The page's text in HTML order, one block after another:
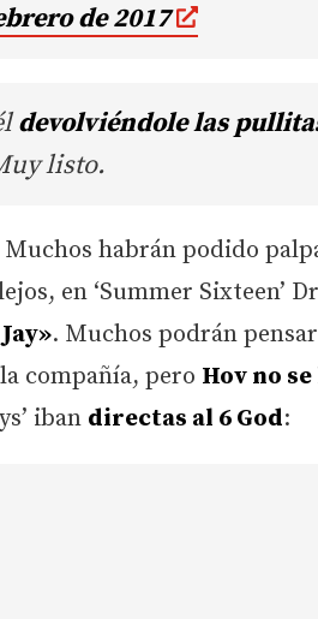
de 2017
devolviéndole las
listo.
habrán podido
en ‘Summer Sixteen’
. Muchos podrán
compañía, pero Hov no
iban directas al 6 God: